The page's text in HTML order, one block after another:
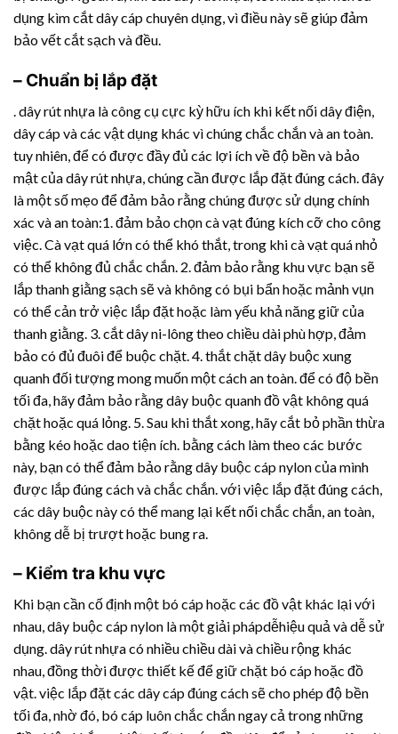
dụng kìm cắt dây cáp chuyên dụng, vì điều này sẽ giúp đảm
bảo vết cắt sạch và đều.
– Chuẩn bị lắp đặt
dây rút nhựa là công cụ cực kỳ hữu ích khi kết nối dây điện,
dây cáp và các vật dụng khác vì chúng chắc chắn và an toàn.
tuy nhiên, để có được đầy đủ các lợi ích về độ bền và bảo
mật củadây rút nhựa , chúng cần được lắp đặt đúng cách. đây
là một số mẹo để đảm bảo rằng chúng được sử dụng chính
xác và an toàn:1. đảm bảo chọn cà vạt đúng kích cỡ cho công
việc. Cà vạt quá lớn có thể khó thắt, trong khi cà vạt quá nhỏ
có thể không đủ chắc chắn. 2. đảm bảo rằng khu vực bạn sẽ
lắp thanh giằng sạch sẽ và không có bụi bẩn hoặc mảnh vụn
có thể cản trở việc lắp đặt hoặc làm yếu khả năng giữ của
thanh giằng. 3. cắt dây ni-lông theo chiều dài phù hợp, đảm
bảo có đủ đuôi để buộc chặt. 4. thắt chặt dây buộc xung
quanh đối tượng mong muốn một cách an toàn. để có độ bền
tối đa, hãy đảm bảo rằng dây buộc quanh đồ vật không quá
chặt hoặc quá lỏng. 5. Sau khi thắt xong, hãy cắt bỏ phần thừa
bằng kéo hoặc dao tiện ích. bằng cách làm theo các bước
này, bạn có thể đảm bảo rằng dây buộc cáp nylon của mình
được lắp đúng cách và chắc chắn. với việc lắp đặt đúng cách,
các dây buộc này có thể mang lại kết nối chắc chắn, an toàn,
không dễ bị trượt hoặc bung ra.
– Kiểm tra khu vực
Khi bạn cần cố định một bó cáp hoặc các đồ vật khác lại với
nhau, dây buộc cáp nylon là một giải phápdễhiệu quả và dễ sử
dụng.dây rút nhựacó nhiều chiều dài và chiều rộng khác
nhau, đồng thời được thiết kế để giữ chặt bó cáp hoặc đồ
vật. việc lắp đặt các dây cáp đúng cách sẽ cho phép độ bền
tối đa, nhờ đó, bó cáp luôn chắc chắn ngay cả trong những